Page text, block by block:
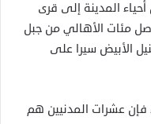
المدينة إلى قرى
مئات الأهالي من جبل
الأبيض سيرا على
فإن عشرات المدنيين هم